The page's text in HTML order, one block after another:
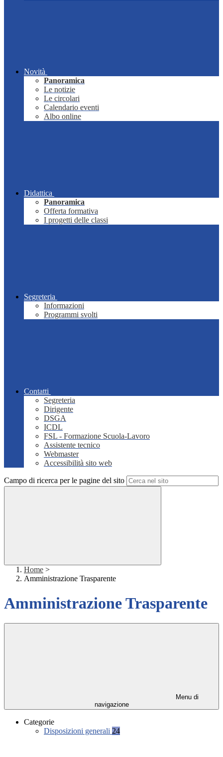
Novità
Panoramica
Le notizie
Le circolari
Calendario eventi
Albo online
Didattica
Panoramica
Offerta formativa
I progetti delle classi
Segreteria
Informazioni
Programmi svolti
Contatti
Segreteria
Dirigente
DSGA
ICDL
FSL - Formazione Scuola-Lavoro
Assistente tecnico
Webmaster
Accessibilità sito web
Campo di ricerca per le pagine del sito
Home >
Amministrazione Trasparente
Amministrazione Trasparente
Menu di
navigazione
Categorie
Disposizioni generali 24